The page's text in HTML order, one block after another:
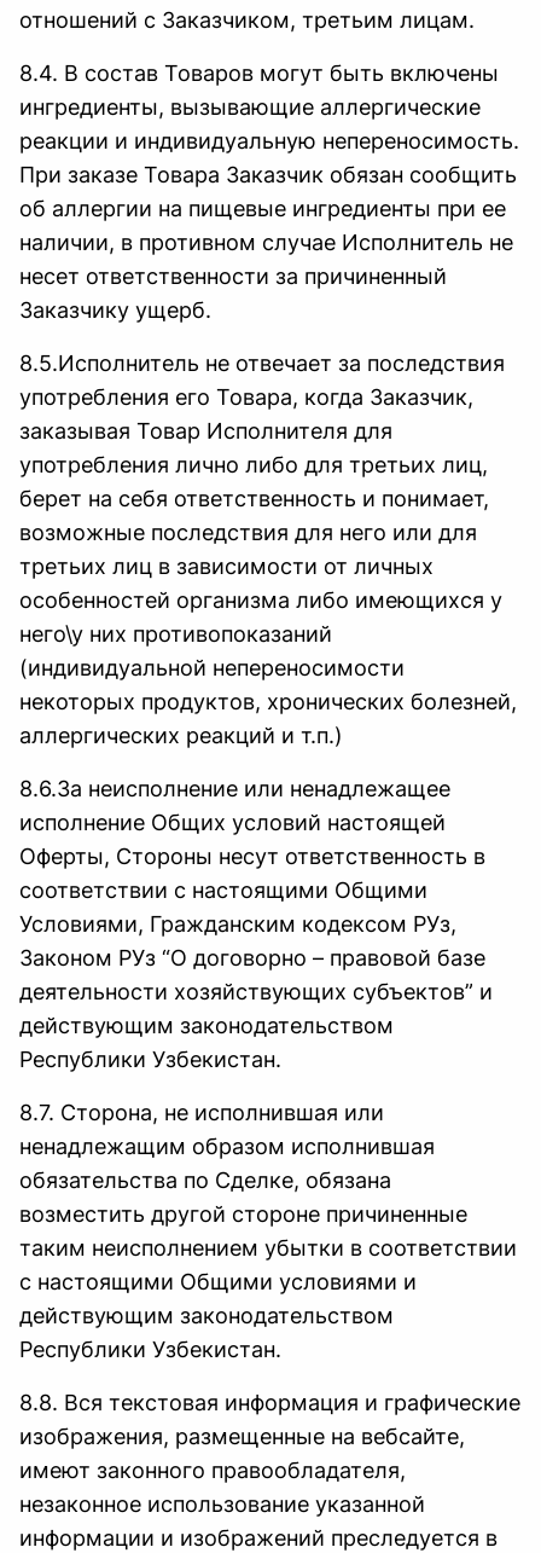
отношений с Заказчиком, третьим лицам.
8.4. В состав Товаров могут быть включены
ингредиенты, вызывающие аллергические
реакции и индивидуальную непереносимость.
При заказе Товара Заказчик обязан сообщить
об аллергии на пищевые ингредиенты при ее
наличии, в противном случае Исполнитель не
несет ответственности за причиненный
Заказчику ущерб.
8.5.Исполнитель не отвечает за последствия
употребления его Товара, когда Заказчик,
заказывая Товар Исполнителя для
употребления лично либо для третьих лиц,
берет на себя ответственность и понимает,
возможные последствия для него или для
третьих лиц в зависимости от личных
особенностей организма либо имеющихся у
него\у них противопоказаний
(индивидуальной непереносимости
некоторых продуктов, хронических болезней,
аллергических реакций и т.п.)
8.6.За неисполнение или ненадлежащее
исполнение Общих условий настоящей
Оферты, Стороны несут ответственность в
соответствии с настоящими Общими
Условиями, Гражданским кодексом РУз,
Законом РУз “О договорно – правовой базе
деятельности хозяйствующих субъектов” и
действующим законодательством
Республики Узбекистан.
8.7. Сторона, не исполнившая или
ненадлежащим образом исполнившая
обязательства по Сделке, обязана
возместить другой стороне причиненные
таким неисполнением убытки в соответствии
с настоящими Общими условиями и
действующим законодательством
Республики Узбекистан.
8.8. Вся текстовая информация и графические
изображения, размещенные на вебсайте,
имеют законного правообладателя,
незаконное использование указанной
информации и изображений преследуется в